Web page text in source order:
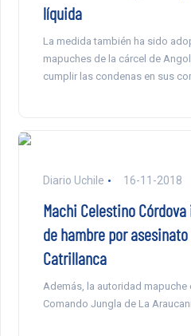
líquida
La medida también ha sido
mapuches de la cárcel de
cumplir las condenas en sus
Diario Uchile 16-11-2018
Machi Celestino
de hambre por
Catrillanca
Además, la autoridad mapuche
Comando Jungla de La